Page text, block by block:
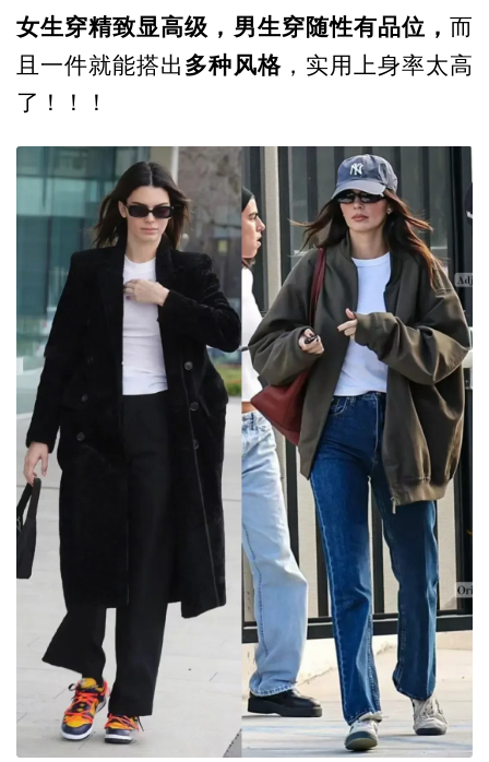
女生穿精致显高级，男生穿随性有品位， 而
且一件就能搭出 多种风格，实用上身率太高
了！！！